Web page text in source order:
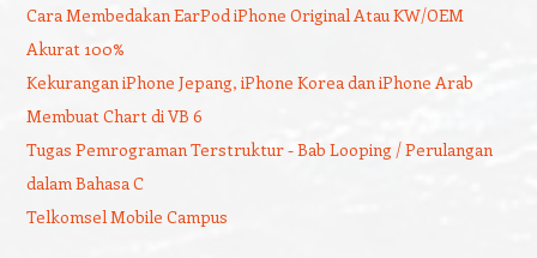
Cara Membedakan EarPod iPhone Original Atau KW/OEM
Akurat 100%
Kekurangan iPhone Jepang, iPhone Korea dan iPhone Arab
Membuat Chart di VB 6
Tugas Pemrograman Terstruktur - Bab Looping / Perulangan
dalam Bahasa C
Telkomsel Mobile Campus